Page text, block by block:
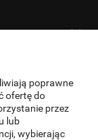
poprawne
ofertę do
przez
lub
wybierając